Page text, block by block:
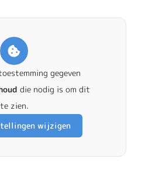
gegeven
die nodig is om dit
te zien.
wijzigen